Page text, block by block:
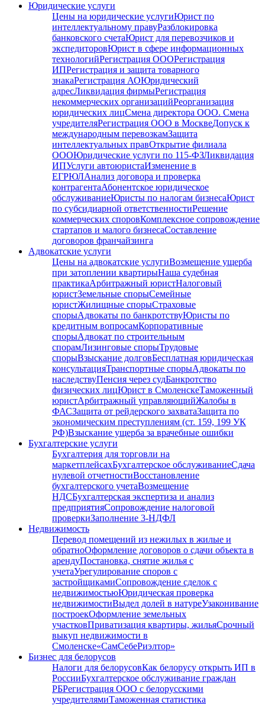
Юридические услуги
Цены на юридические услугиЮрист по
интеллектуальному правуРазблокировка
банковского счетаЮрист для перевозчиков и
экспедиторовЮрист в сфере информационных
технологийРегистрация ОООРегистрация
ИПРегистрация и защита товарного
знакаРегистрация АОЮридический
адресЛиквидация фирмыРегистрация
некоммерческих организацийРеорганизация
юридических лицСмена директора ООО. Смена
учредителяРегистрация ООО в МосквеДопуск к
международным перевозкамЗащита
интеллектуальных правОткрытие филиала
ОООЮридические услуги по 115-ФЗЛиквидация
ИПУслуги автоюристаИзменение в
ЕГРЮЛАнализ договора и проверка
контрагентаАбонентское юридическое
обслуживаниеЮристы по налогам бизнесаЮрист
по субсидиарной ответственностиРешение
коммерческих споровКомплексное сопровождение
стартапов и малого бизнесаСоставление
договоров франчайзинга
Адвокатские услуги
Цены на адвокатские услугиВозмещение ущерба
при затоплении квартирыНаша судебная
практикаАрбитражный юристНалоговый
юристЗемельные спорыСемейные
юристЖилищные спорыСтраховые
спорыАдвокаты по банкротствуЮристы по
кредитным вопросамКорпоративные
спорыАдвокат по строительным
спорамЛизинговые спорыТрудовые
спорыВзыскание долговБесплатная юридическая
консультацияТранспортные спорыАдвокаты по
наследствуПенсия через судБанкротство
физических лицЮрист в СмоленскеТаможенный
юристАрбитражный управляющийЖалобы в
ФАСЗащита от рейдерского захватаЗащита по
экономическим преступлениям (ст. 159, 199 УК
РФ)Взыскание ущерба за врачебные ошибки
Бухгалтерские услуги
Бухгалтерия для торговли на
маркетплейсахБухгалтерское обслуживаниеСдача
нулевой отчетностиВосстановление
бухгалтерского учетаВозмещение
НДСБухгалтерская экспертиза и анализ
предприятияСопровождение налоговой
проверкиЗаполнение 3-НДФЛ
Недвижимость
Перевод помещений из нежилых в жилые и
обратноОформление договоров о сдачи объекта в
арендуПостановка, снятие жилья с
учетаУрегулирование споров с
застройщикамиСопровождение сделок с
недвижимостьюЮридическая проверка
недвижимостиВыдел долей в натуреУзаконивание
построекОформление земельных
участковПриватизация квартиры, жильяСрочный
выкуп недвижимости в
Cмоленске«СамСебеРиэлтор»
Бизнес для белорусов
Налоги для белорусовКак белорусу открыть ИП в
РоссииБухгалтерское обслуживание граждан
РБРегистрация ООО с белорусскими
учредителямиТаможенная статистика